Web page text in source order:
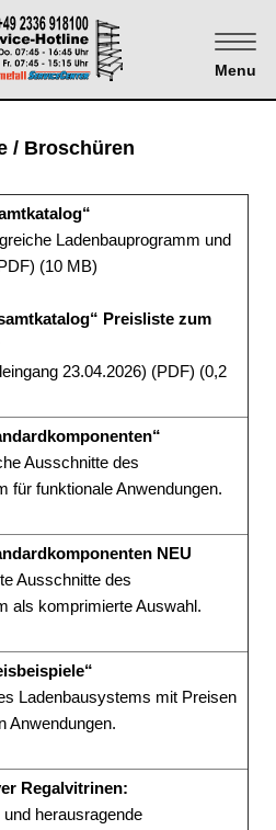
Menu
/ Broschüren
Ladenbauprogramm und
(10 MB)
Preisliste zum
23.04.2026) (PDF) (0,2
Ausschnitte des
für funktionale Anwendungen.
NEU
Ausschnitte des
als komprimierte Auswahl.
Ladenbausystems mit Preisen
Anwendungen.
Regalvitrinen:
herausragende